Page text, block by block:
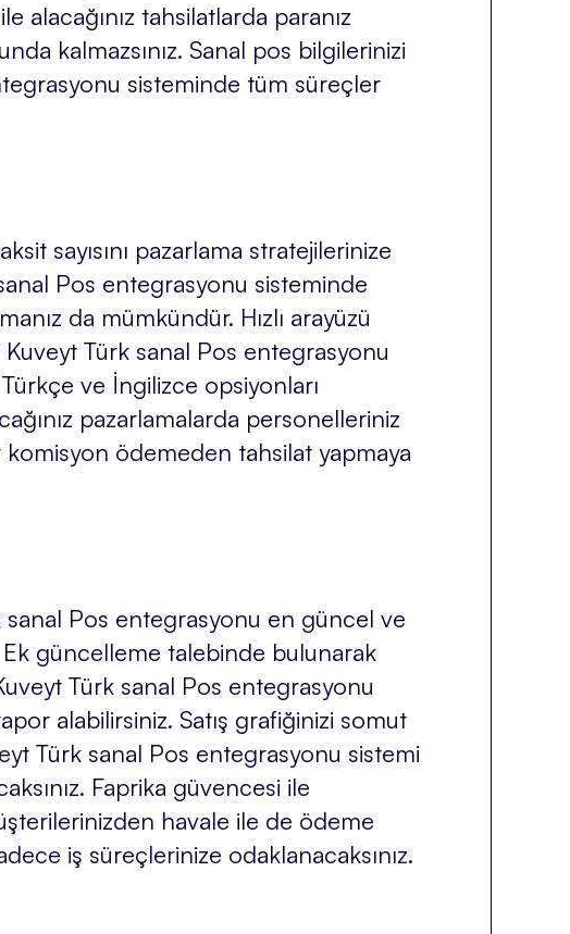
alacağınız tahsilatlarda paranız
kalmazsınız. Sanal pos bilgilerinizi
sisteminde tüm süreçler
sayısını pazarlama stratejilerinize
Pos entegrasyonu sisteminde
da mümkündür. Hızlı arayüzü
Türk sanal Pos entegrasyonu
ve İngilizce opsiyonları
pazarlamalarda personelleriniz
ödemeden tahsilat yapmaya
sanal Pos entegrasyonu en güncel ve
güncelleme talebinde bulunarak
Türk sanal Pos entegrasyonu
alabilirsiniz. Satış grafiğinizi somut
Türk sanal Pos entegrasyonu sistemi
Faprika güvencesi ile
havale ile de ödeme
iş süreçlerinize odaklanacaksınız.